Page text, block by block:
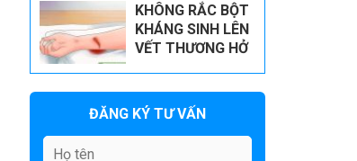
KHÔNG RẮC BỘT
KHÁNG SINH LÊN
VẾT THƯƠNG HỞ
ĐĂNG KÝ TƯ VẤN